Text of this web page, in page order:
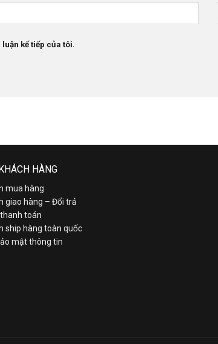
kế tiếp của tôi.
HÀNG
mua hàng
giao hàng – Đổi trả
toán
ship hàng toàn quốc
mật thông tin